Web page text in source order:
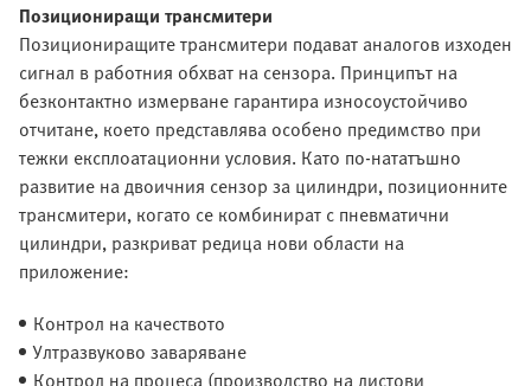
Позициониращи трансмитери
Позициониращите трансмитери подават аналогов изходен
сигнал в работния обхват на сензора. Принципът на
безконтактно измерване гарантира износоустойчиво
отчитане, което представлява особено предимство при
тежки експлоатационни условия. Като по-нататъшно
развитие на двоичния сензор за цилиндри, позиционните
трансмитери, когато се комбинират с пневматични
цилиндри, разкриват редица нови области на
приложение:
Контрол на качеството
Ултразвуково заваряване
Контрол на процеса (производство на листови